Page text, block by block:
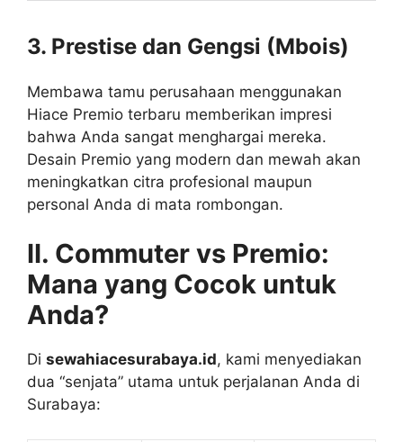
3. Prestise dan Gengsi (Mbois)
Membawa tamu perusahaan menggunakan
Hiace Premio terbaru memberikan impresi
bahwa Anda sangat menghargai mereka.
Desain Premio yang modern dan mewah akan
meningkatkan citra profesional maupun
personal Anda di mata rombongan.
II. Commuter vs Premio:
Mana yang Cocok untuk
Anda?
Di sewahiacesurabaya.id, kami menyediakan
dua “senjata” utama untuk perjalanan Anda di
Surabaya: